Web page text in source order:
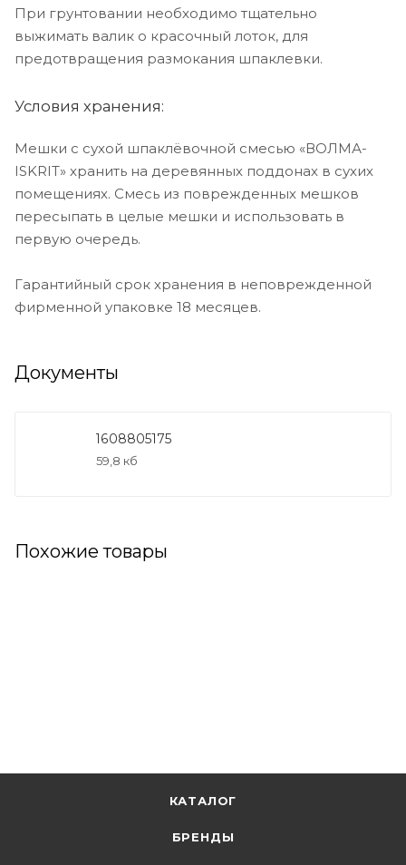
При грунтовании необходимо тщательно
выжимать валик о красочный лоток, для
предотвращения размокания шпаклевки.
Условия хранения:
Мешки с сухой шпаклёвочной смесью «ВОЛМА-
ISKRIT» хранить на деревянных поддонах в сухих
помещениях. Смесь из поврежденных мешков
пересыпать в целые мешки и использовать в
первую очередь.
Гарантийный срок хранения в неповрежденной
фирменной упаковке 18 месяцев.
Документы
1608805175
59,8 кб
Похожие товары
КАТАЛОГ
БРЕНДЫ